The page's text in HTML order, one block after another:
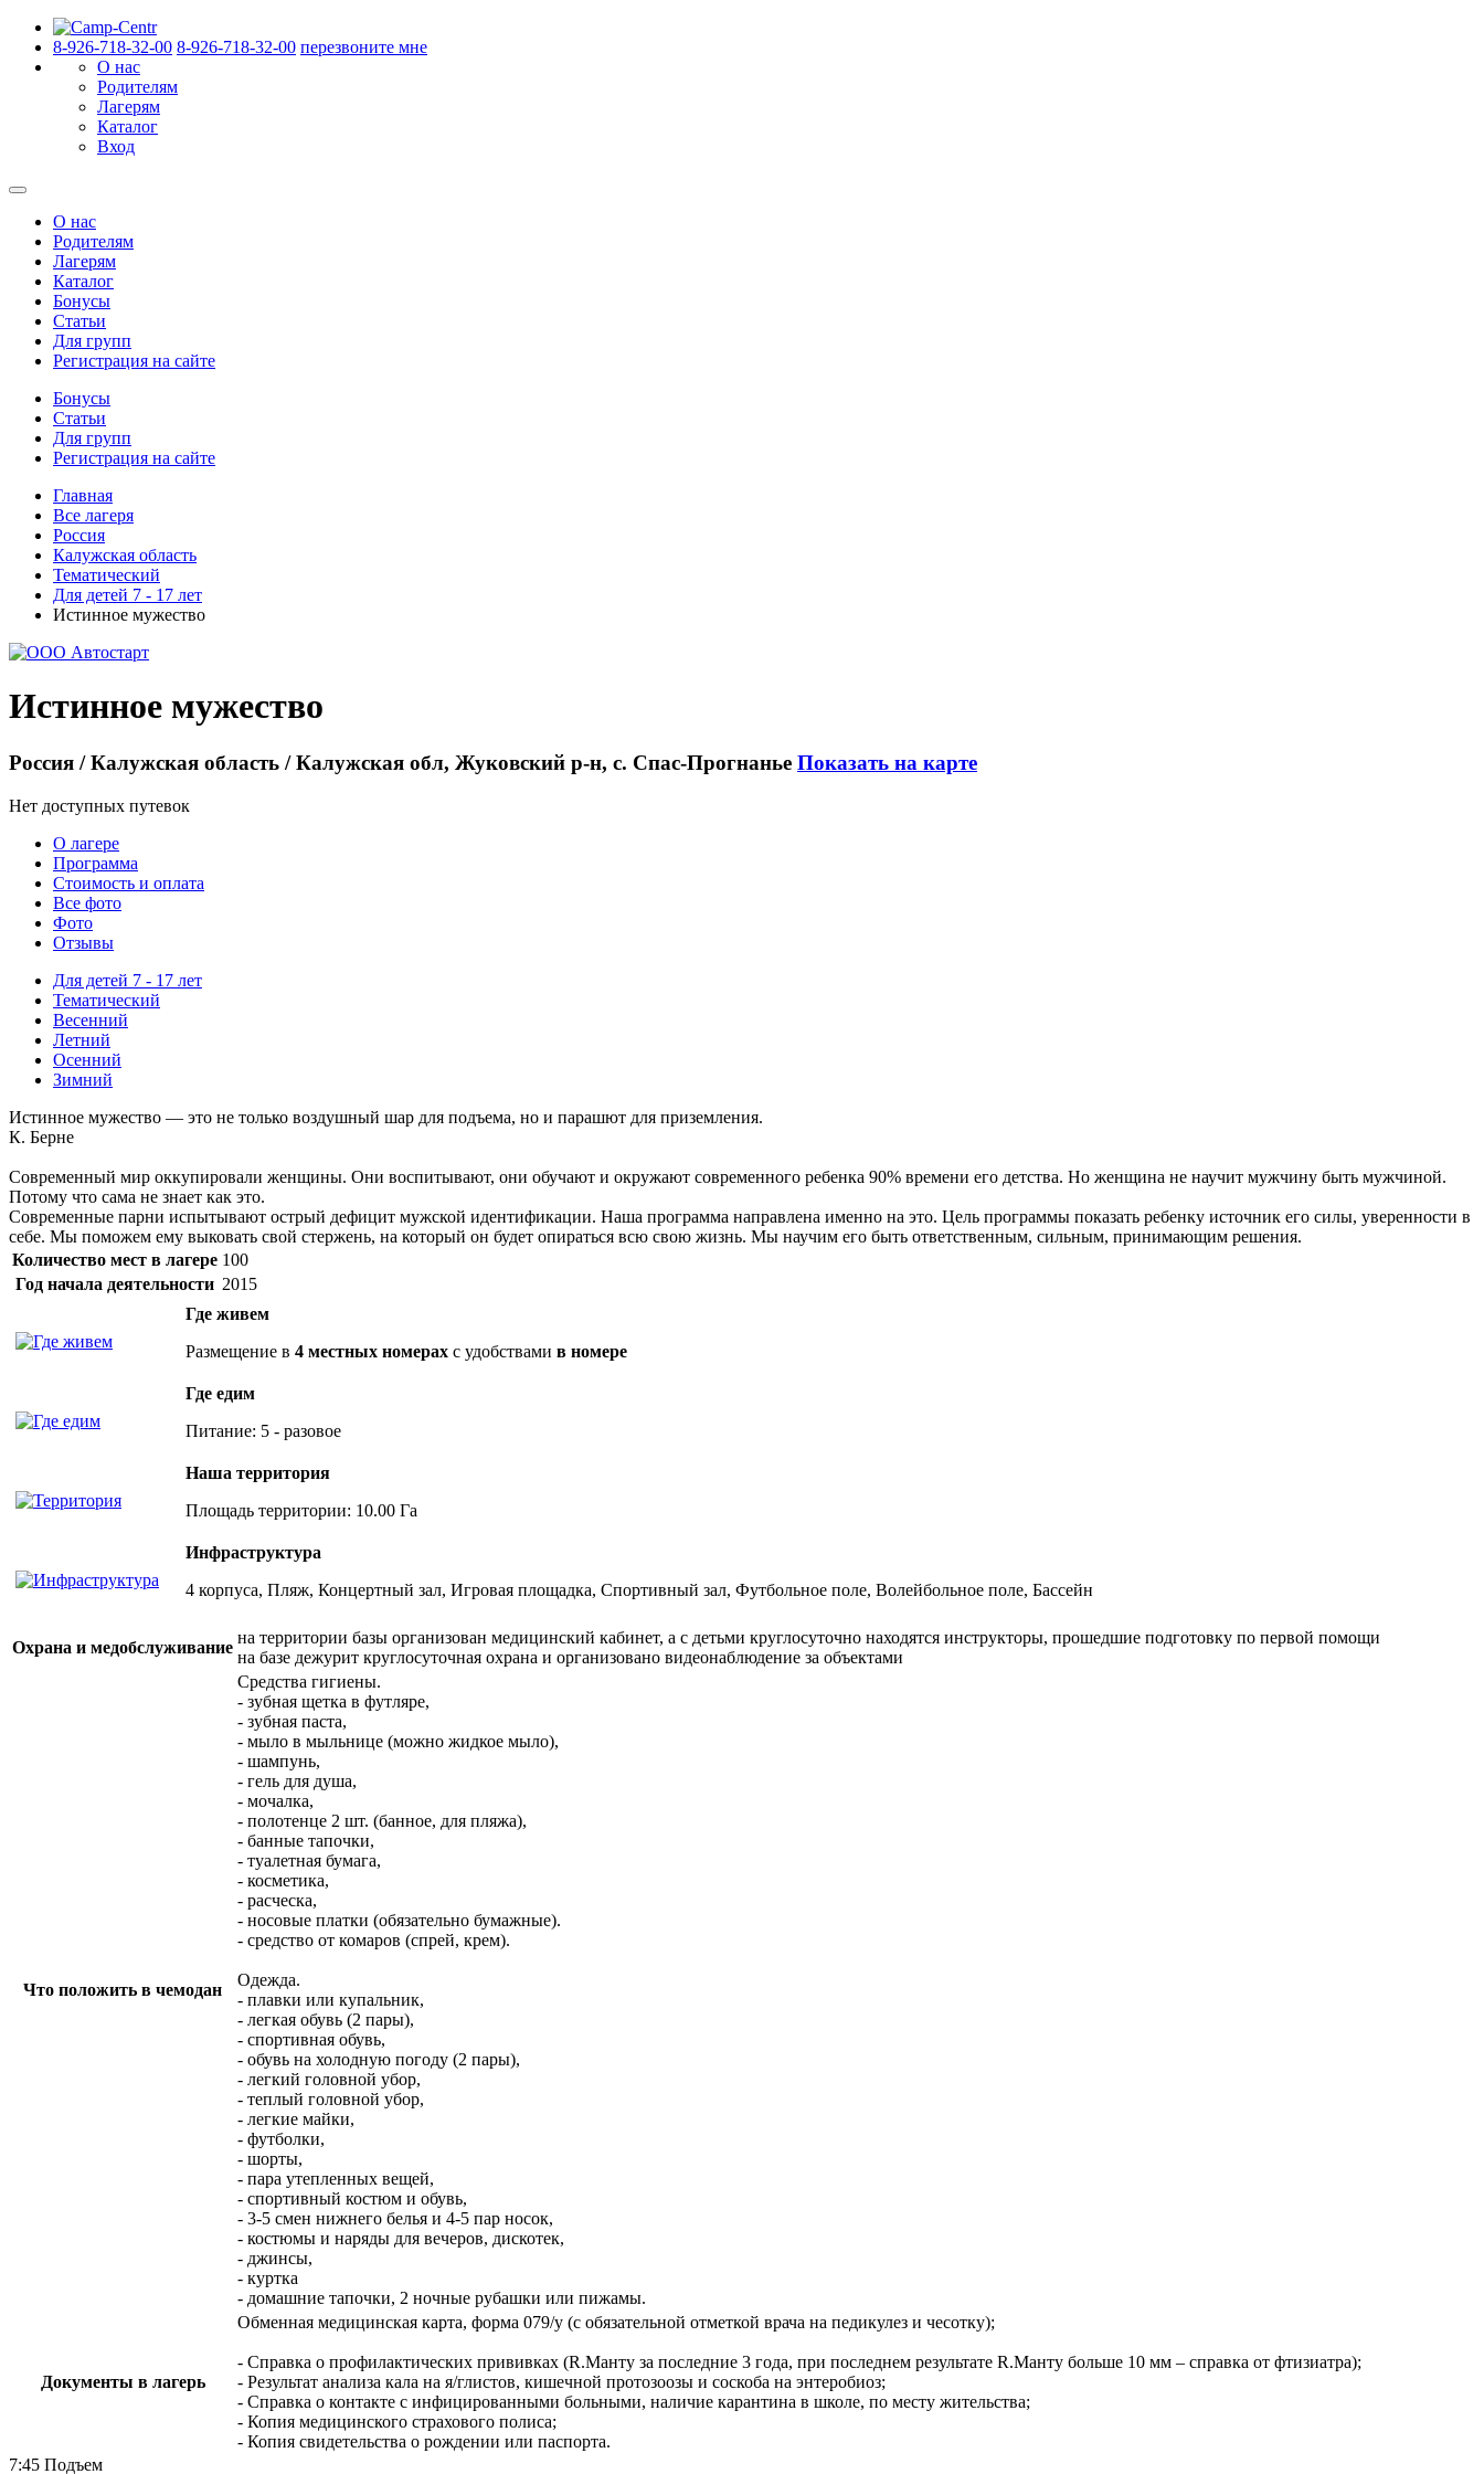
8-926-718-32-00 8-926-718-32-00 перезвоните мне
О нас
Родителям
Лагерям
Каталог
Вход
О нас
Родителям
Лагерям
Каталог
Бонусы
Статьи
Для групп
Регистрация на сайте
Бонусы
Статьи
Для групп
Регистрация на сайте
Главная
Все лагеря
Россия
Калужская область
Тематический
Для детей 7 - 17 лет
Истинное мужество
Истинное мужество
Россия / Калужская область / Калужская обл, Жуковский р-н, с. Спас-Прогнанье Показать на карте
Нет доступных путевок
О лагере
Программа
Стоимость и оплата
Все фото
Фото
Отзывы
Для детей 7 - 17 лет
Тематический
Весенний
Летний
Осенний
Зимний
Истинное мужество — это не только воздушный шар для подъема, но и парашют для приземления.
К. Берне
Современный мир оккупировали женщины. Они воспитывают, они обучают и окружают современного ребенка 90% времени его детства. Но женщина не научит мужчину быть мужчиной.
Потому что сама не знает как это.
Современные парни испытывают острый дефицит мужской идентификации. Наша программа направлена именно на это. Цель программы показать ребенку источник его силы, уверенности в
себе. Мы поможем ему выковать свой стержень, на который он будет опираться всю свою жизнь. Мы научим его быть ответственным, сильным, принимающим решения.
Количество мест в лагере 100
Год начала деятельности 2015
Где живем
Размещение в 4 местных номерах с удобствами в номере
Где едим
Питание: 5 - разовое
Наша территория
Площадь территории: 10.00 Га
Инфраструктура
4 корпуса, Пляж, Концертный зал, Игровая площадка, Спортивный зал, Футбольное поле, Волейбольное поле, Бассейн
Охрана и медобслуживание
на территории базы организован медицинский кабинет, а с детьми круглосуточно находятся инструкторы, прошедшие подготовку по первой помощи
на базе дежурит круглосуточная охрана и организовано видеонаблюдение за объектами
Что положить в чемодан
Средства гигиены.
- зубная щетка в футляре,
- зубная паста,
- мыло в мыльнице (можно жидкое мыло),
- шампунь,
- гель для душа,
- мочалка,
- полотенце 2 шт. (банное, для пляжа),
- банные тапочки,
- туалетная бумага,
- косметика,
- расческа,
- носовые платки (обязательно бумажные).
- средство от комаров (спрей, крем).
Одежда.
- плавки или купальник,
- легкая обувь (2 пары),
- спортивная обувь,
- обувь на холодную погоду (2 пары),
- легкий головной убор,
- теплый головной убор,
- легкие майки,
- футболки,
- шорты,
- пара утепленных вещей,
- спортивный костюм и обувь,
- 3-5 смен нижнего белья и 4-5 пар носок,
- костюмы и наряды для вечеров, дискотек,
- джинсы,
- куртка
- домашние тапочки, 2 ночные рубашки или пижамы.
Документы в лагерь
Обменная медицинская карта, форма 079/у (с обязательной отметкой врача на педикулез и чесотку);
- Справка о профилактических прививках (R.Манту за последние 3 года, при последнем результате R.Манту больше 10 мм – справка от фтизиатра);
- Результат анализа кала на я/глистов, кишечной протозоозы и соскоба на энтеробиоз;
- Справка о контакте с инфицированными больными, наличие карантина в школе, по месту жительства;
- Копия медицинского страхового полиса;
- Копия свидетельства о рождении или паспорта.
7:45 Подъем